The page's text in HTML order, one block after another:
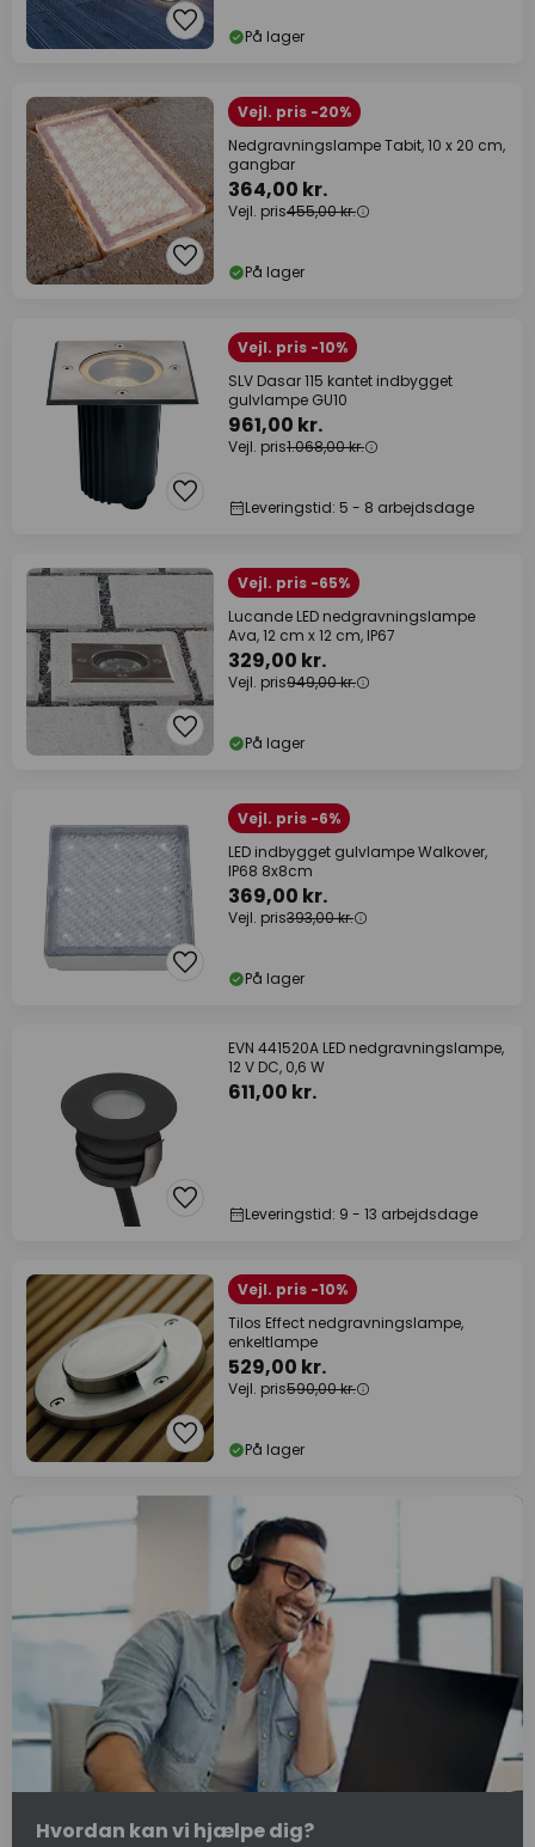
På lager
Vejl. pris -20%
Nedgravningslampe Tabit, 10 x 20 cm,
gangbar
364,00 kr.
Vejl. pris455,00 kr.
På lager
Vejl. pris -10%
SLV Dasar 115 kantet indbygget
gulvlampe GU10
961,00 kr.
Vejl. pris1.068,00 kr.
Leveringstid: 5 - 8 arbejdsdage
Vejl. pris -65%
Lucande LED nedgravningslampe
Ava, 12 cm x 12 cm, IP67
329,00 kr.
Vejl. pris949,00 kr.
På lager
Vejl. pris -6%
LED indbygget gulvlampe Walkover,
IP68 8x8cm
369,00 kr.
Vejl. pris393,00 kr.
På lager
EVN 441520A LED nedgravningslampe,
12 V DC, 0,6 W
611,00 kr.
Leveringstid: 9 - 13 arbejdsdage
Vejl. pris -10%
Tilos Effect nedgravningslampe,
enkeltlampe
529,00 kr.
Vejl. pris590,00 kr.
På lager
Hvordan kan vi hjælpe dig?